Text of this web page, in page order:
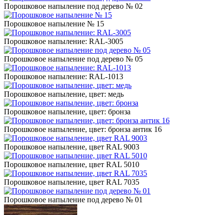
Порошковое напыление под дерево № 02
Порошковое напыление № 15
Порошковое напыление: RAL-3005
Порошковое напыление под дерево № 05
Порошковое напыление: RAL-1013
Порошковое напыление, цвет: медь
Порошковое напыление, цвет: бронза
Порошковое напыление, цвет: бронза антик 16
Порошковое напыление, цвет RAL 9003
Порошковое напыление, цвет RAL 5010
Порошковое напыление, цвет RAL 7035
Порошковое напыление под дерево № 01